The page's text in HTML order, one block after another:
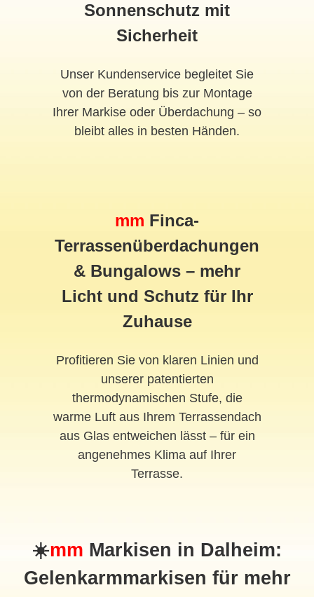
Sonnenschutz mit
Sicherheit
Unser Kundenservice begleitet Sie
von der Beratung bis zur Montage
Ihrer Markise oder Überdachung – so
bleibt alles in besten Händen.
mm Finca-
Terrassenüberdachungen
& Bungalows – mehr
Licht und Schutz für Ihr
Zuhause
Profitieren Sie von klaren Linien und
unserer patentierten
thermodynamischen Stufe, die
warme Luft aus Ihrem Terrassendach
aus Glas entweichen lässt – für ein
angenehmes Klima auf Ihrer
Terrasse.
☀️mm Markisen in Dalheim:
Gelenkarmmarkisen für mehr